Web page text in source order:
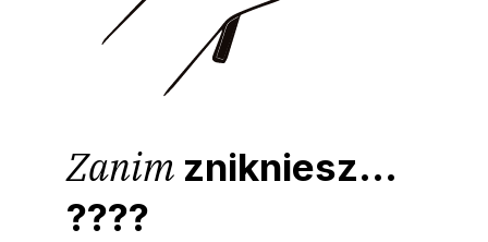
Zanim znikniesz...
????